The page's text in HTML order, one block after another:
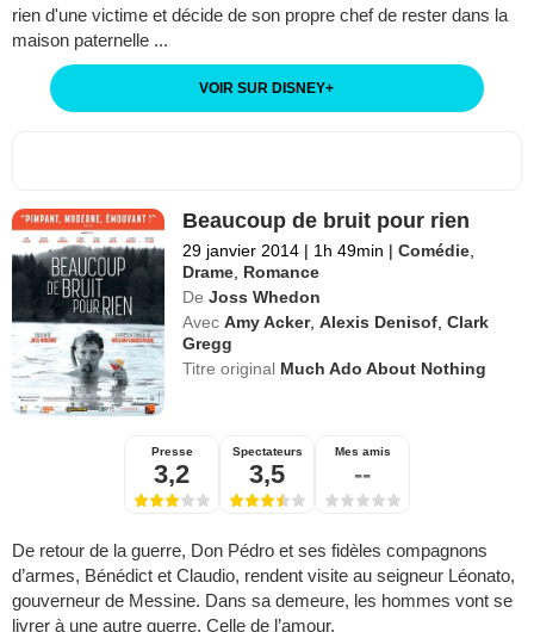
rien d'une victime et décide de son propre chef de rester dans la
maison paternelle ...
VOIR SUR DISNEY+
Beaucoup de bruit pour rien
29 janvier 2014 | 1h 49min | Comédie,
Drame, Romance
De Joss Whedon
Avec Amy Acker,Alexis Denisof,Clark
Gregg
Titre original Much Ado About Nothing
Presse
3,2
Spectateurs
3,5
Mes amis
--
De retour de la guerre, Don Pédro et ses fidèles compagnons
d’armes, Bénédict et Claudio, rendent visite au seigneur Léonato,
gouverneur de Messine. Dans sa demeure, les hommes vont se
livrer à une autre guerre. Celle de l’amour.